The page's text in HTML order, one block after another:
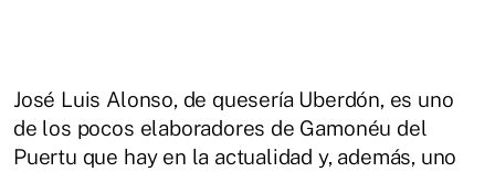
José Luis Alonso, de quesería Uberdón, es uno
de los pocos elaboradores de Gamonéu del
Puertu que hay en la actualidad y, además, uno